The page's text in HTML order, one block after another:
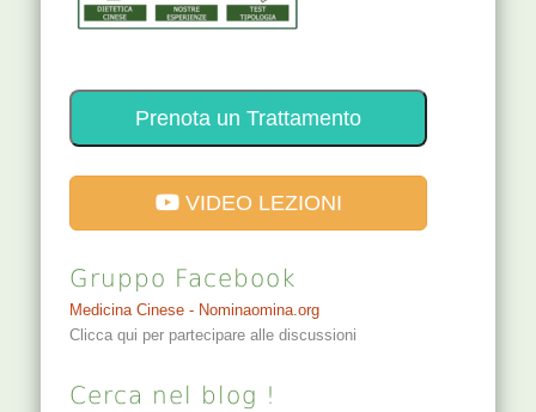
Prenota un Trattamento
VIDEO LEZIONI
Gruppo Facebook
Medicina Cinese - Nominaomina.org
Clicca qui per partecipare alle discussioni
Cerca nel blog !